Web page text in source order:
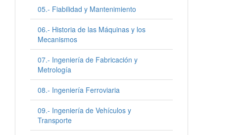
05.- Fiabilidad y Mantenimiento
06.- Historia de las Máquinas y los
Mecanismos
07.- Ingeniería de Fabricación y
Metrología
08.- Ingeniería Ferroviaria
09.- Ingeniería de Vehículos y
Transporte